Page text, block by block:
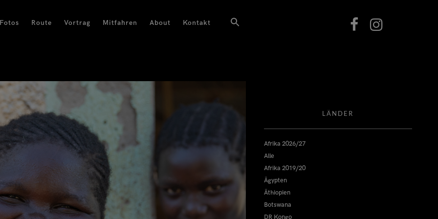
Route Vortrag Mitfahren About Kontakt
LÄNDER
Afrika 2026/27
Alle
Afrika 2019/20
Ägypten
Äthiopien
Botswana
DR Kongo